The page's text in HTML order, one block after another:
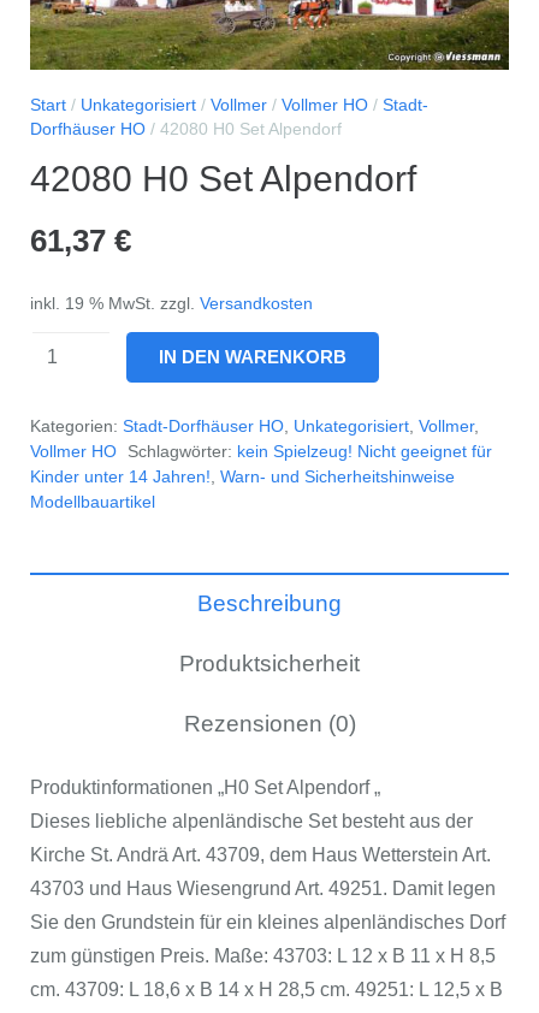
Start / Unkategorisiert / Vollmer / Vollmer HO / Stadt-
Dorfhäuser HO / 42080 H0 Set Alpendorf
42080 H0 Set Alpendorf
61,37 €
inkl. 19 % MwSt. zzgl. Versandkosten
42080
Alpendorf
Menge
IN DEN WARENKORB
Kategorien: Stadt-Dorfhäuser HO Unkategorisiert Vollmer,
Vollmer HO
Schlagwörter: kein Spielzeug! Nicht geeignet für
Kinder unter 14 Jahren! Warn- und Sicherheitshinweise
Modellbauartikel
Beschreibung
Produktsicherheit
Rezensionen (0)
Produktinformationen „H0 Set Alpendorf „
Dieses liebliche alpenländische Set besteht aus der
Kirche St. Andrä Art. 43709, dem Haus Wetterstein Art.
43703 und Haus Wiesengrund Art. 49251. Damit legen
Sie den Grundstein für ein kleines alpenländisches Dorf
zum günstigen Preis. Maße: 43703: L 12 x B 11 x H 8,5
cm. 43709: L 18,6 x B 14 x H 28,5 cm. 49251: L 12,5 x B